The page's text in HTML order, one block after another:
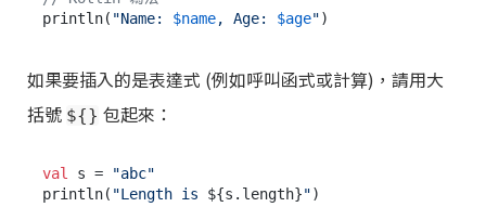
println( "Name: $name, Age: $age"
如果要插入的是表達式 (例如呼叫函式或計算)，請用大
括號 ${} 包起來：
val s =
"abc"
println( "Length is ${s.length}"